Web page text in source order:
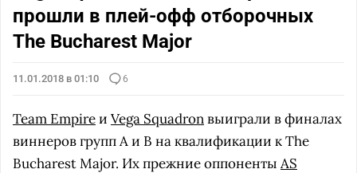
прошли в плей-офф отборочных
The Bucharest Major
11.01.2018 в 01:10 6
Team Empireи Vega Squadronвыиграли в финалах
виннеров групп A и B на квалификации к The
Bucharest Major. Их прежние оппоненты AS